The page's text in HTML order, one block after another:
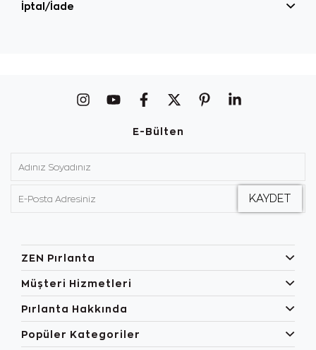
İptal/İade
E-Bülten
ZEN Pırlanta
Müşteri Hizmetleri
Pırlanta Hakkında
Popüler Kategoriler